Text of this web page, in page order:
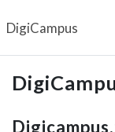
DigiCampus